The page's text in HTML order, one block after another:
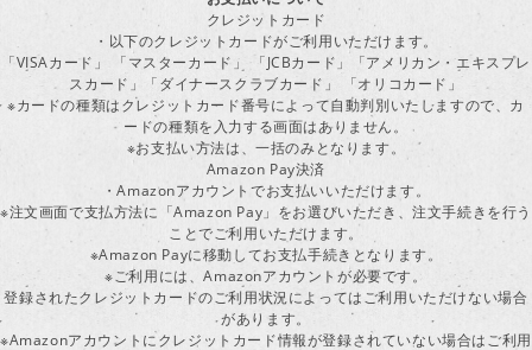
クレジットカード
・以下のクレジットカードがご利用いただけます。
「VISAカード」 「マスターカード」 「JCBカード」「アメリカン・エキスプレ
スカード」「ダイナースクラブカード」 「オリコカード」
※カードの種類はクレジットカード番号によって自動判別いたしますので、カ
ードの種類を入力する画面はありません。
※お支払い方法は、一括のみとなります。
Amazon Pay決済
・Amazonアカウントでお支払いいただけます。
※注文画面で支払方法に「Amazon Pay」をお選びいただき、注文手続きを行う
ことでご利用いただけます。
※Amazon Payに移動してお支払手続きとなります。
※ご利用には、Amazonアカウントが必要です。
登録されたクレジットカードのご利用状況によってはご利用いただけない場合
があります。
※Amazonアカウントにクレジットカード情報が登録されていない場合はご利用